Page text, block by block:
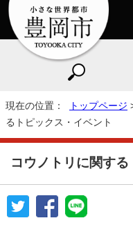
現在の位置： トップページ
るトピックス・イベント
コウノトリに関す